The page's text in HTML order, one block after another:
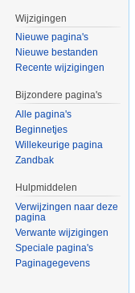
Wijzigingen
Nieuwe pagina's
Nieuwe bestanden
Recente wijzigingen
Bijzondere pagina's
Alle pagina's
Beginnetjes
Willekeurige pagina
Zandbak
Hulpmiddelen
Verwijzingen naar deze
pagina
Verwante wijzigingen
Speciale pagina's
Paginagegevens